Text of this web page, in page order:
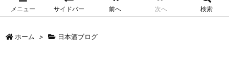
メニュー サイドバー 前へ 次へ 検索
ホーム > 日本酒ブログ